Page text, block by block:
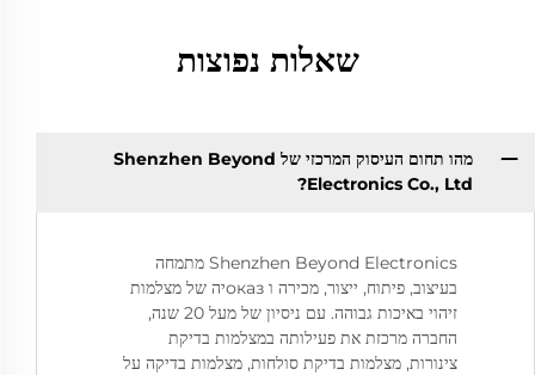
שאלות נפוצות
מהו תחום העיסוק המרכזי של Shenzhen Beyond
Electronics Co., Ltd?
Shenzhen Beyond Electronics מתמחה
בעיצוב, פיתוח, ייצור, מכירה ו оказיה של מצלמות
זיהוי באיכות גבוהה. עם ניסיון של מעל 20 שנה,
החברה מרכזת את פעילותה במצלמות בדיקת
צינורות, מצלמות בדיקת סולחות, מצלמות בדיקה על